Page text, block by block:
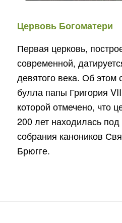
Цервовь Богоматери
Первая церковь,
современной,
девятого века. Об этом
булла папы Григория
которой отмечено, что
200 лет находилась
собрания каноников
Брюгге.